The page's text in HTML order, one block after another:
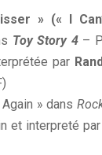
» (« I
Toy Story 4–
par
» dans
et interpreté